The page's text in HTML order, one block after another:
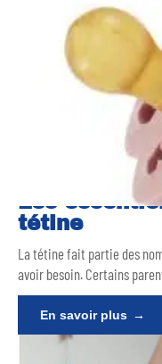
Les
tétine
La tétine fait partie des
avoir besoin. Certains
En savoir plus